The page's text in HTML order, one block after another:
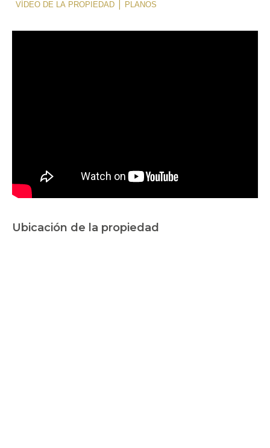
VÍDEO DE LA PROPIEDAD PLANOS
Ubicación de la propiedad